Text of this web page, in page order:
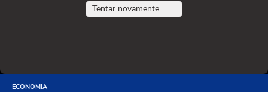
Tentar novamente
ECONOMIA